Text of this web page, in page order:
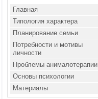
Главная
Типология характера
Планирование семьи
Потребности и мотивы
личности
Проблемы анималотерапии
Основы психологии
Материалы